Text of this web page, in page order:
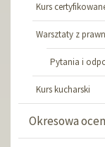
Kurs
Warsztaty z
Pytania i
Kurs kucharski
Okresowa